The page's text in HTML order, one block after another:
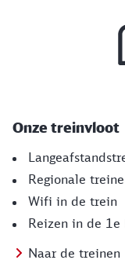
Onze treinvloot
Regionale
Wifi in de trein
Reizen in de 1e
Naar de treinen